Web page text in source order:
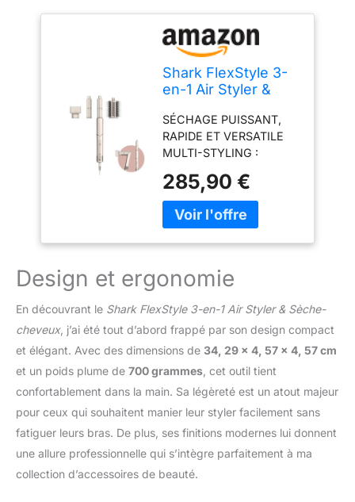
Shark FlexStyle 3-
en-1 Air Styler &
Boucleurs Auto-
Wrap, Brosse
Ovale,
Concentrateur,
sans Dommage
Thermique, Pour
cheveux lisses et
ondulés
SÉCHAGE PUISSANT,
RAPIDE ET VERSATILE
MULTI-STYLING :
cheveux en styler à air.
Pour tous types de
cheveux. Pour tous les
Boucler, donner du
volume et lisser vos
cheveux avec 3 outils de
coiffage: des boucleurs
automatiques, une
brosse ovale et un
concentrateur 2x
BOUCLEURS
AUTOMATIQUES:
Changez votre façon de
boucler vos cheveux. La
technologie Coanda
enroule, boucle et fixe les
285,90 €
Design et ergonomie
En découvrant le Shark FlexStyle 3-en-1 Air Styler & Sèche-
cheveux, j’ai été tout d’abord frappé par son design compact
et élégant. Avec des dimensions de 34, 29 x 4, 57 x 4, 57 cm
et un poids plume de 700 grammes , cet outil tient
confortablement dans la main. Sa légèreté est un atout majeur
pour ceux qui souhaitent manier leur styler facilement sans
fatiguer leurs bras. De plus, ses finitions modernes lui donnent
une allure professionnelle qui s’intègre parfaitement à ma
collection d’accessoires de beauté.